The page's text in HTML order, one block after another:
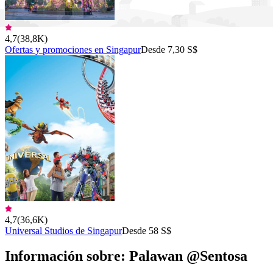
4,7(38,8K)
Ofertas y promociones en SingapurDesde 7,30 S$
4,7(36,6K)
Universal Studios de SingapurDesde 58 S$
Información sobre: Palawan @Sentosa